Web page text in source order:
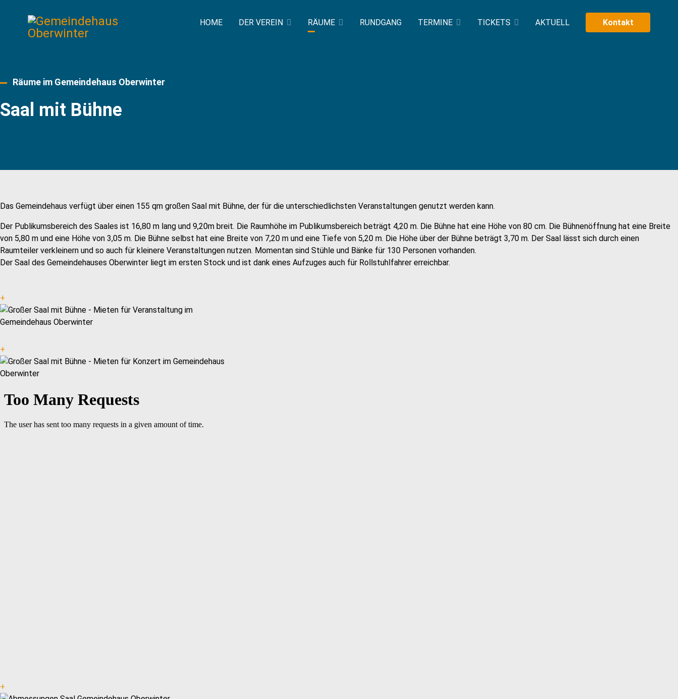
Kontakt
HOME DER VEREIN RÄUME RUNDGANG TERMINE TICKETS AKTUELL
Räume im Gemeindehaus Oberwinter
Saal mit Bühne
Das Gemeindehaus verfügt über einen 155 qm großen Saal mit Bühne, der für die unterschiedlichsten Veranstaltungen genutzt werden kann.
Der Publikumsbereich des Saales ist 16,80 m lang und 9,20m breit. Die Raumhöhe im Publikumsbereich beträgt 4,20 m. Die Bühne hat eine Höhe von 80 cm. Die Bühnenöffnung hat eine Breite
von 5,80 m und eine Höhe von 3,05 m. Die Bühne selbst hat eine Breite von 7,20 m und eine Tiefe von 5,20 m. Die Höhe über der Bühne beträgt 3,70 m. Der Saal lässt sich durch einen
Raumteiler verkleinern und so auch für kleinere Veranstaltungen nutzen. Momentan sind Stühle und Bänke für 130 Personen vorhanden.
Der Saal des Gemeindehauses Oberwinter liegt im ersten Stock und ist dank eines Aufzuges auch für Rollstuhlfahrer erreichbar.
+
+
+